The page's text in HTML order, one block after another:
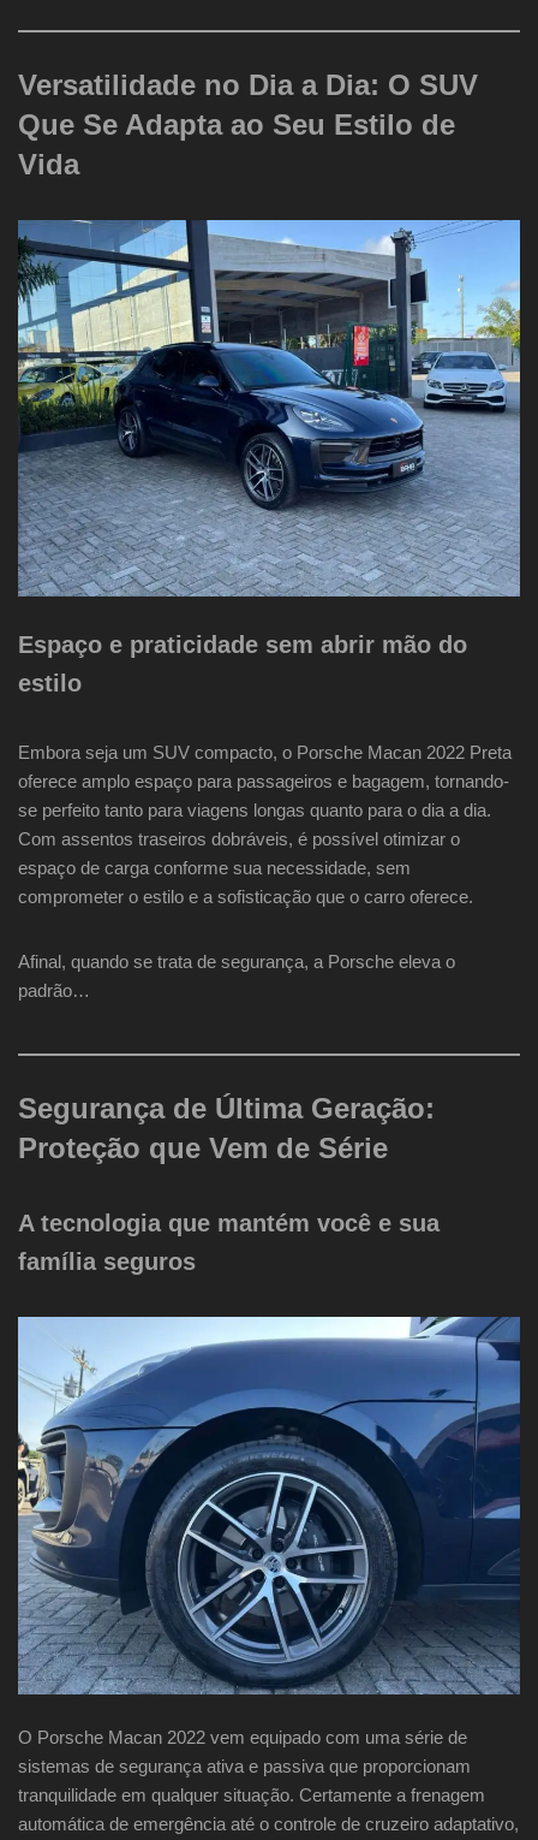
Versatilidade no Dia a Dia: O SUV
Que Se Adapta ao Seu Estilo de
Vida
Espaço e praticidade sem abrir mão do
estilo
Embora seja um SUV compacto, o Porsche Macan 2022 Preta
oferece amplo espaço para passageiros e bagagem, tornando-
se perfeito tanto para viagens longas quanto para o dia a dia.
Com assentos traseiros dobráveis, é possível otimizar o
espaço de carga conforme sua necessidade, sem
comprometer o estilo e a sofisticação que o carro oferece.
Afinal, quando se trata de segurança, a Porsche eleva o
padrão…
Segurança de Última Geração:
Proteção que Vem de Série
A tecnologia que mantém você e sua
família seguros
O Porsche Macan 2022 vem equipado com uma série de
sistemas de segurança ativa e passiva que proporcionam
tranquilidade em qualquer situação. Certamente a frenagem
automática de emergência até o controle de cruzeiro adaptativo,